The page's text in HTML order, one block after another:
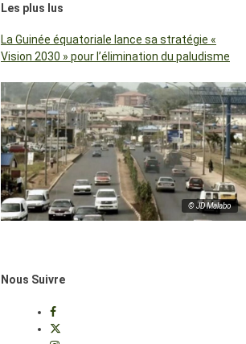
Les plus lus
La Guinée équatoriale lance sa stratégie «
Vision 2030 » pour l’élimination du paludisme
© JD Malabo
Nous Suivre